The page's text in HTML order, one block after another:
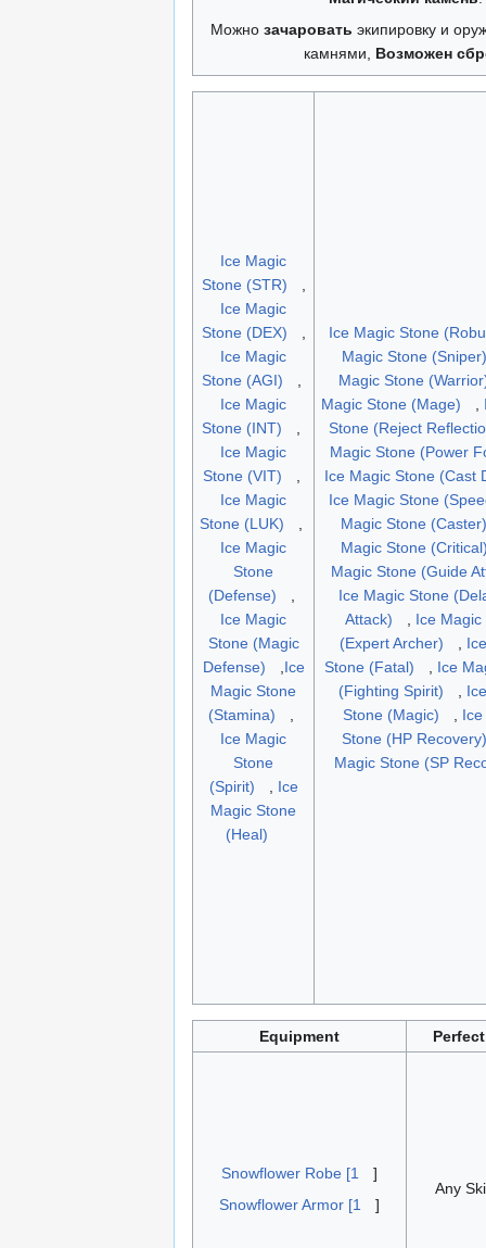
Можно зачаровать экипировку и
камнями, Возможен
Ice Magic
Stone (STR)
Ice Magic
Stone (DEX)
Ice Magic
Stone (AGI)
Ice Magic
Stone (INT)
Ice Magic
Stone (VIT)
Ice Magic
Stone (LUK)
Ice Magic
Stone
(Defense)
Ice Magic
Stone (Magic
Defense)
Ice
Magic Stone
(Stamina)
Ice Magic
Stone
(Spirit)
Ice
Magic Stone
(Heal)
Ice Magic Stone
Magic Stone (Sniper)
Magic Stone
Magic Stone (Mage)
Stone (Reject
Magic Stone (Power
Ice Magic Stone (Cast
Ice Magic Stone
Magic Stone (Caster)
Magic Stone
Magic Stone (Guide
Ice Magic Stone
Attack)
Ice Magic
(Expert Archer)
Stone (Fatal)
Ice
(Fighting Spirit)
Stone (Magic)
Stone (HP Recovery)
Magic Stone (SP
Equipment
Snowflower Robe [1
]
Snowflower Armor [1
]
Any